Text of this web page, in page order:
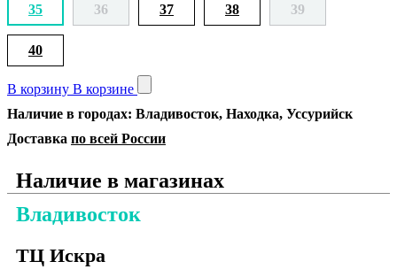
35 36 37 38 39
40
В корзину В корзине
Наличие в городах: Владивосток, Находка, Уссурийск
Доставка по всей России
Наличие в магазинах
Владивосток
ТЦ Искра